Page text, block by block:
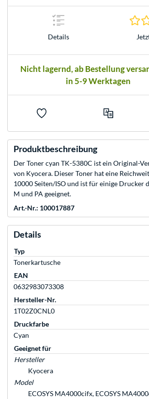
Details
Nicht lagernd, ab Bestellung
in 5-9 Werktagen
Produktbeschreibung
Der Toner cyan TK-5380C ist ein Original-
von Kyocera. Dieser Toner hat eine
10000 Seiten/ISO und ist für einige Drucker
M und PA geeignet.
Art.-Nr.: 100017887
Details
Typ
Tonerkartusche
EAN
0632983073308
Hersteller-Nr.
1T02Z0CNL0
Druckfarbe
Cyan
Geeignet für
Hersteller
Kyocera
Model
ECOSYS MA4000cifx, ECOSYS